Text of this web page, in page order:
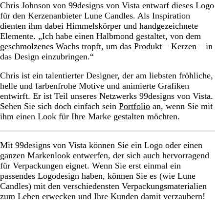
Chris Johnson von 99designs von Vista entwarf dieses Logo
für den Kerzenanbieter Lune Candles. Als Inspiration
dienten ihm dabei Himmelskörper und handgezeichnete
Elemente. „Ich habe einen Halbmond gestaltet, von dem
geschmolzenes Wachs tropft, um das Produkt – Kerzen – in
das Design einzubringen.“
Chris ist ein talentierter Designer, der am liebsten fröhliche,
helle und farbenfrohe Motive und animierte Grafiken
entwirft. Er ist Teil unseres Netzwerks 99designs von Vista.
Sehen Sie sich doch einfach sein Portfolio an, wenn Sie mit
ihm einen Look für Ihre Marke gestalten möchten.
Mit 99designs von Vista können Sie ein Logo oder einen
ganzen Markenlook entwerfen, der sich auch hervorragend
für Verpackungen eignet. Wenn Sie erst einmal ein
passendes Logodesign haben, können Sie es (wie Lune
Candles) mit den verschiedensten Verpackungsmaterialien
zum Leben erwecken und Ihre Kunden damit verzaubern!